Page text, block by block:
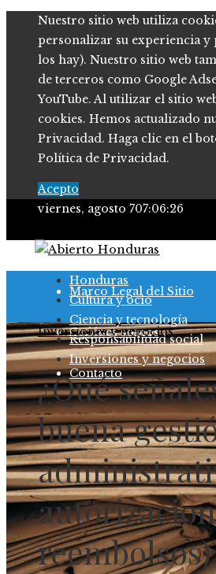
Nuestro sitio web utiliza
personalizar su experiencia
los hay). Nuestro sitio web
de terceros como Google
YouTube. Al utilizar el sitio
cookies. Hemos actualizado
Privacidad. Haga clic en el
Política de Privacidad.
Acepto
viernes, agosto 707:06:27
Política de Privacidad
Marco Legal del Sitio
Quiénes somos
Contacto
Honduras
Cultura y ocio
Ciencia y tecnología
Responsabilidad social
Inversiones y negocios
Inversiones y negocios
¿Qué
buena